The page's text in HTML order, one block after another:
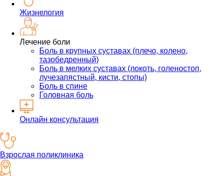
Жизнелогия
Лечение боли
Боль в крупных суставах (плечо, колено,
тазобедренный)
Боль в мелких суставах (локоть, голеностоп,
лучезапястный, кисти, стопы)
Боль в спине
Головная боль
Онлайн консультация
Взрослая поликлиника